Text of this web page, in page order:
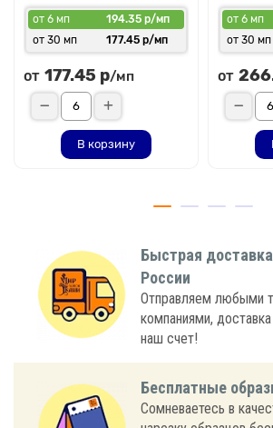
от 6 мп
194.35 р/мп
от 30 мп
177.45 р/мп
от 177.45 р/мп
В корзину
от 6 мп
от 30 мп
от
Быстрая
России
Отправляем любыми
компаниями,
наш счет!
Бесплатные
Сомневаетесь в